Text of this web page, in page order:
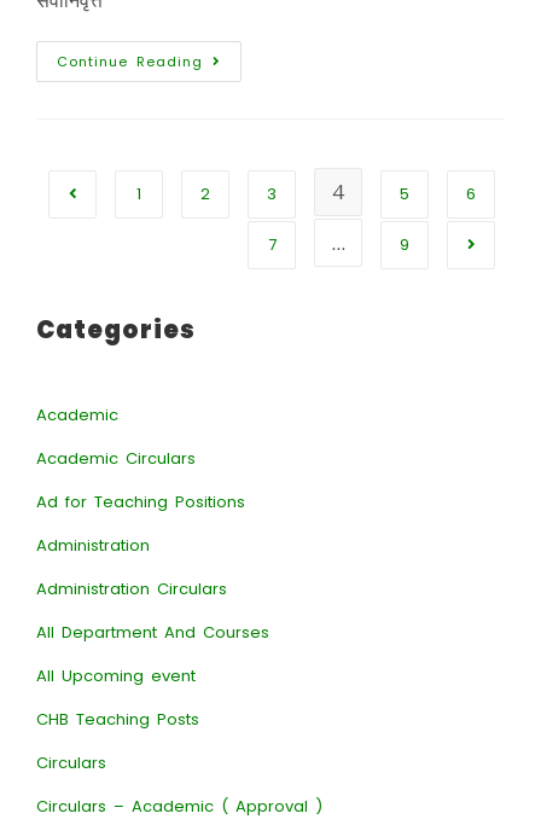
Continue Reading
1 2 3 4 5 6
7 … 9
Categories
Academic
Academic Circulars
Ad for Teaching Positions
Administration
Administration Circulars
All Department And Courses
All Upcoming event
CHB Teaching Posts
Circulars
Circulars – Academic ( Approval )